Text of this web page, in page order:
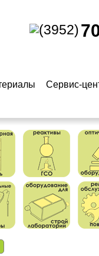
(3952)
Сервис-